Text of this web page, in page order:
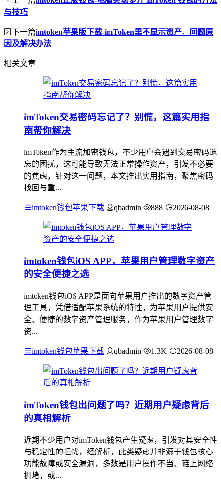
与技巧
下一篇imtoken苹果版下载-imToken里不显示资产，问题原
因及解决办法
相关文章
imToken交易密码忘记了？别慌，这篇实用指
南帮你解决
imToken作为主流加密钱包，不少用户会遇到交易密码遗
忘的困扰，这可能导致无法正常操作资产，引发不必要
的焦虑，针对这一问题，本文推出实用指南，聚焦密码
找回与重...
imtoken钱包苹果下载 qbadmin 888 2026-08-08
imtoken钱包iOS APP，苹果用户管理数字资产
的安全便捷之选
imtoken钱包iOS APP是面向苹果用户推出的数字资产管
理工具，凭借适配苹果系统的特性，为苹果用户提供安
全、便捷的数字资产管理服务，作为苹果用户管理数字
资...
imtoken钱包苹果下载 qbadmin 1.3K 2026-08-08
imToken钱包出问题了吗？近期用户疑虑背后
的真相解析
近期不少用户对imToken钱包产生疑虑，引发对其安全性
与稳定性的担忧，经解析，此类疑虑并非源于钱包核心
功能故障或安全漏洞，多数是用户操作不当、链上网络
拥堵，或...